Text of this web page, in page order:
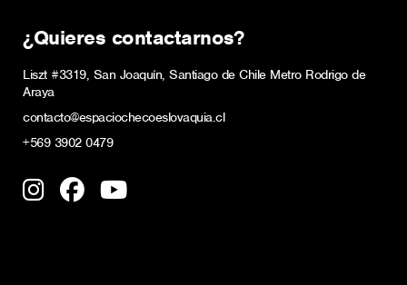
¿Quieres contactarnos?
Liszt #3319, San Joaquín, Santiago de Chile Metro Rodrigo de
Araya
contacto@espaciochecoeslovaquia.cl
+569 3902 0479